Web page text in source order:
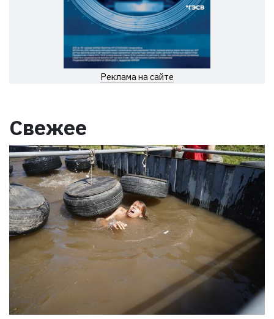
Реклама на сайте
Свежее